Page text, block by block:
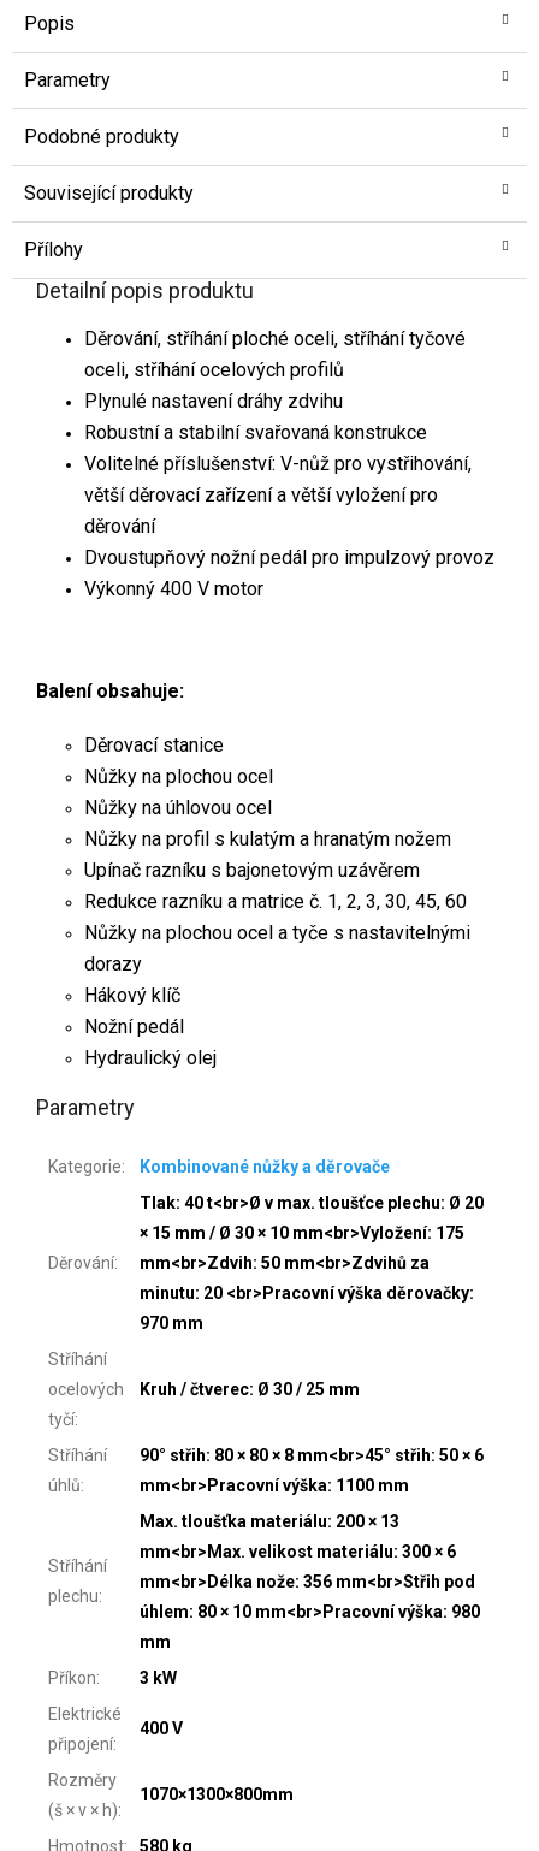
Popis
Parametry
Podobné produkty
Související produkty
Přílohy
Detailní popis produktu
Děrování, stříhání ploché oceli, stříhání tyčové
oceli, stříhání ocelových profilů
Plynulé nastavení dráhy zdvihu
Robustní a stabilní svařovaná konstrukce
Volitelné příslušenství: V-nůž pro vystřihování,
větší děrovací zařízení a větší vyložení pro
děrování
Dvoustupňový nožní pedál pro impulzový provoz
Výkonný 400 V motor
Balení obsahuje:
Děrovací stanice
Nůžky na plochou ocel
Nůžky na úhlovou ocel
Nůžky na profil s kulatým a hranatým nožem
Upínač razníku s bajonetovým uzávěrem
Redukce razníku a matrice č. 1, 2, 3, 30, 45, 60
Nůžky na plochou ocel a tyče s nastavitelnými
dorazy
Hákový klíč
Nožní pedál
Hydraulický olej
Parametry
Kategorie: Kombinované nůžky a děrovače
Děrování:
Tlak: 40 t<br>Ø v max. tloušťce plechu: Ø 20
× 15 mm / Ø 30 × 10 mm<br>Vyložení: 175
mm<br>Zdvih: 50 mm<br>Zdvihů za
minutu: 20 <br>Pracovní výška děrovačky:
970 mm
Stříhání
ocelových
tyčí:
Kruh / čtverec: Ø 30 / 25 mm
Stříhání
úhlů:
90° střih: 80 × 80 × 8 mm<br>45° střih: 50 × 6
mm<br>Pracovní výška: 1100 mm
Stříhání
plechu:
Max. tloušťka materiálu: 200 × 13
mm<br>Max. velikost materiálu: 300 × 6
mm<br>Délka nože: 356 mm<br>Střih pod
úhlem: 80 × 10 mm<br>Pracovní výška: 980
mm
Příkon:
3 kW
Elektrické
připojení:
400 V
Rozměry
(š × v × h):
1070×1300×800mm
Hmotnost: 580 kg